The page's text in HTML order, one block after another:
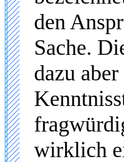
den
Sache.
dazu
wirklich